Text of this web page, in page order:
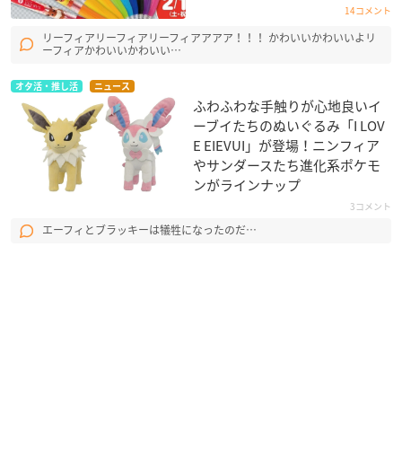
14コメント
リーフィアリーフィアリーフィアアアア！！！ かわいいかわいいよリ
ーフィアかわいいかわいい…
オタ活・推し活 ニュース
ふわふわな手触りが心地良いイ
ーブイたちのぬいぐるみ「I LOV
E EIEVUI」が登場！ニンフィア
やサンダースたち進化系ポケモ
ンがラインナップ
3コメント
エーフィとブラッキーは犠牲になったのだ…